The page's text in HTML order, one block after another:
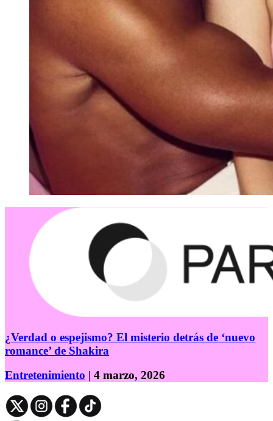
¿Verdad o espejismo? El misterio detrás de ‘nuevo
romance’ de Shakira
Entretenimiento | 4 marzo, 2026